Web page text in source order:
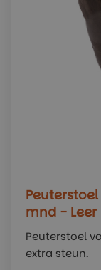
mnd - Leer
Peuterstoel
extra steun.